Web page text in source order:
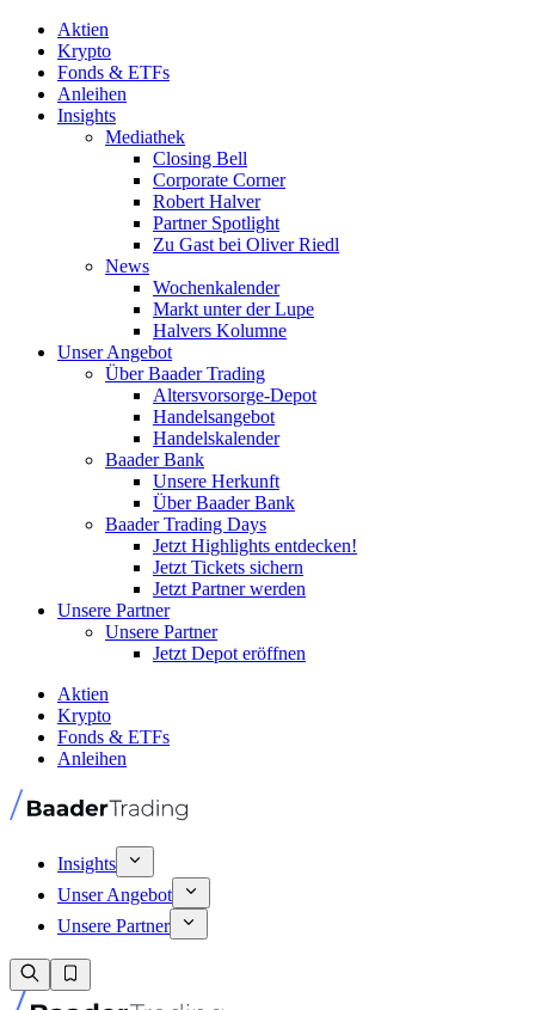
Aktien
Krypto
Fonds & ETFs
Anleihen
Insights
Mediathek
Closing Bell
Corporate Corner
Robert Halver
Partner Spotlight
Zu Gast bei Oliver Riedl
News
Wochenkalender
Markt unter der Lupe
Halvers Kolumne
Unser Angebot
Über Baader Trading
Altersvorsorge-Depot
Handelsangebot
Handelskalender
Baader Bank
Unsere Herkunft
Über Baader Bank
Baader Trading Days
Jetzt Highlights entdecken!
Jetzt Tickets sichern
Jetzt Partner werden
Unsere Partner
Unsere Partner
Jetzt Depot eröffnen
Aktien
Krypto
Fonds & ETFs
Anleihen
Insights
Unser Angebot
Unsere Partner